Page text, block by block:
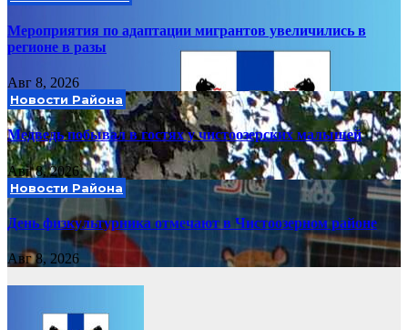
Мероприятия по адаптации мигрантов увеличились в
регионе в разы
Авг 8, 2026
Новости Района
Медведь побывал в гостях у чистоозерских малышей
Авг 8, 2026
Новости Района
День физкультурника отмечают в Чистоозерном районе
Авг 8, 2026